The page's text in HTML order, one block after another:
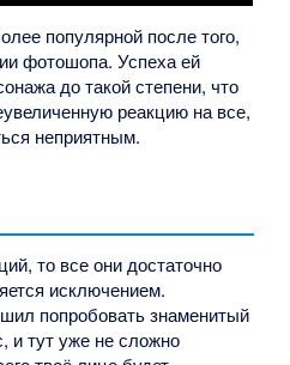
популярной после того,
фотошопа. Успеха ей
до такой степени, что
реакцию на все,
неприятным.
то все они достаточно
исключением.
попробовать знаменитый
и тут уже не сложно